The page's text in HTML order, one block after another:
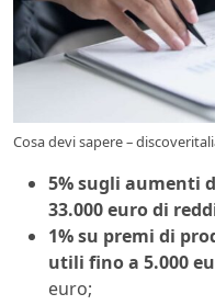
Cosa devi sapere –
5% sugli aumenti
33.000 euro di
1% su premi di
utili fino a 5.000
euro;